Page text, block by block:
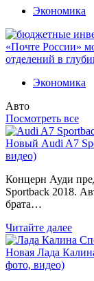
Экономика
«Почте России»
отделений в
Экономика
Авто
Посмотреть все
Новый Audi A7
видео)
Концерн Ауди
Sportback 2018.
брата…
Читайте далее
Новая Лада
фото, видео)